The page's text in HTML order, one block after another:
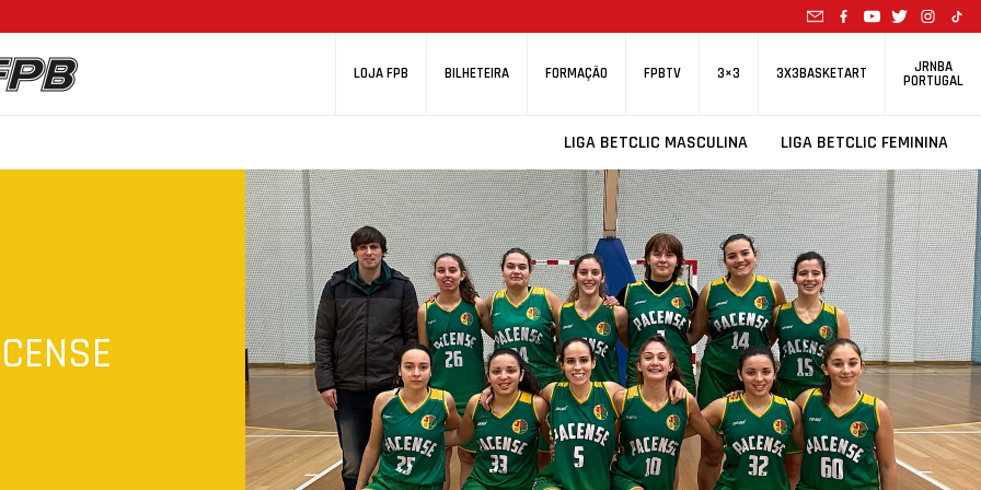
LOJA FPB BILHETEIRA FORMAÇÃO FPBTV 3×3 3X3BASKETART JRNBA
PORTUGAL
LIGA BETCLIC MASCULINA LIGA BETCLIC FEMININA